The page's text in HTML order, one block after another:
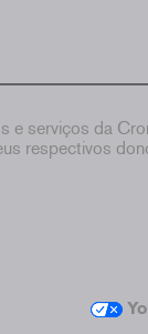
serviços da
respectivos